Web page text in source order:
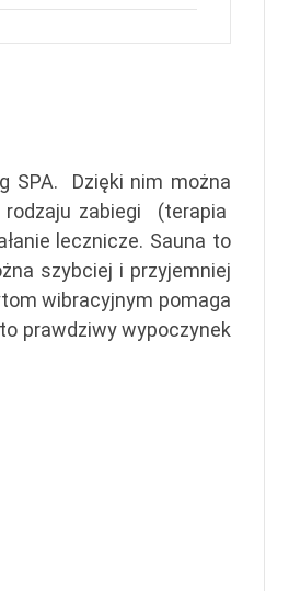
SPA. Dzięki nim można
zabiegi (terapia
lecznicze. Sauna to
szybciej i przyjemniej
wibracyjnym pomaga
prawdziwy wypoczynek